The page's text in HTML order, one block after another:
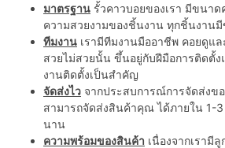
มาตรฐาน รั้วคาวบอยของเรา มีขนา
ความสวยงามของชิ้นงาน ทุกชิ้นงานมี
ทีมงาน เรามีทีมงานมืออาชีพ คอยดูแ
สวยไม่สวยนั้น ขึ้นอยู่กับฝีมือการติดตั้
งานติดตั้งเป็นสำคัญ
จัดส่งไว จากประสบการณ์การจัดส่งข
สามารถจัดส่งสินค้าคุณ ได้ภายใน 1-
นาน
ความพร้อมของสินค้า เนื่องจากเรามี